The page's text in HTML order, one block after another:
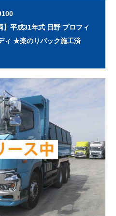
】平成31年式 日野 プロフィ
ィ ★楽のりパック施工済